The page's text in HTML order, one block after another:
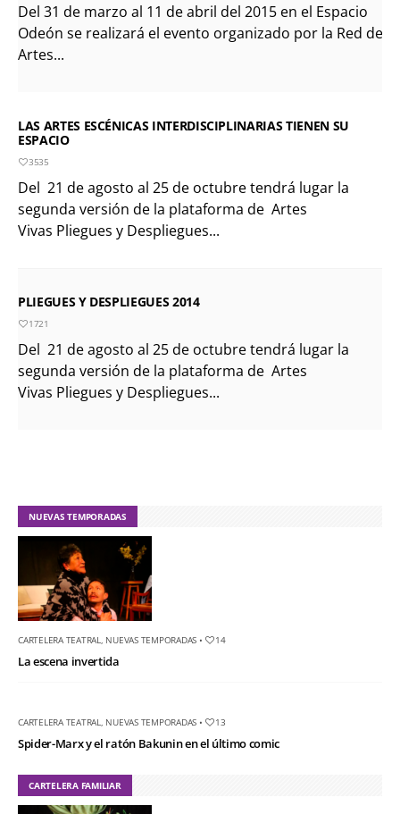
Del 31 de marzo al 11 de abril del 2015 en el Espacio
Odeón se realizará el evento organizado por la Red de
Artes...
LAS ARTES ESCÉNICAS INTERDISCIPLINARIAS TIENEN SU
ESPACIO
3535
Del 21 de agosto al 25 de octubre tendrá lugar la
segunda versión de la plataforma de Artes
Vivas Pliegues y Despliegues...
PLIEGUES Y DESPLIEGUES 2014
1721
Del 21 de agosto al 25 de octubre tendrá lugar la
segunda versión de la plataforma de Artes
Vivas Pliegues y Despliegues...
NUEVAS TEMPORADAS
CARTELERA TEATRAL NUEVAS TEMPORADAS • 14
La escena invertida
CARTELERA TEATRAL NUEVAS TEMPORADAS • 13
Spider-Marx y el ratón Bakunin en el último comic
CARTELERA FAMILIAR